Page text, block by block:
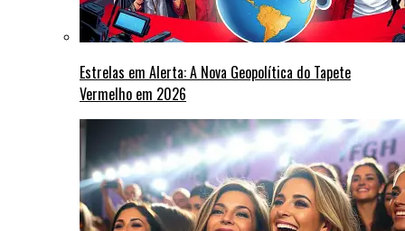
Estrelas em Alerta: A Nova Geopolítica do Tapete
Vermelho em 2026